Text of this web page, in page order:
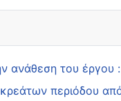
ανάθεση του
κρεάτων περιόδου